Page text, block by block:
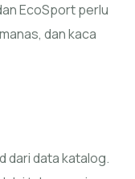
EcoSport perlu
dan kaca
dari data katalog.